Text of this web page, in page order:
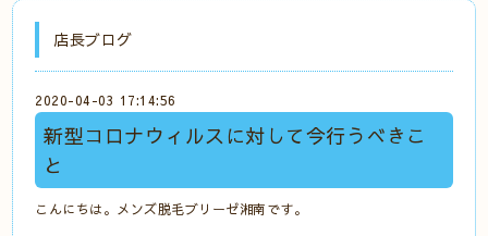
店長ブログ
2020-04-03 17:14:56
新型コロナウィルスに対して今行うべきこ
と
こんにちは。メンズ脱毛ブリーゼ湘南です。